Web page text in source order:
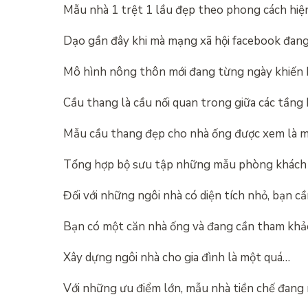
Mẫu nhà 1 trệt 1 lầu đẹp theo phong cách
Dạo gần đây khi mà mạng xã hội facebook
Mô hình nông thôn mới đang từng ngày khiến
Cầu thang là cầu nối quan trong giữa các tầng
Mẫu cầu thang đẹp cho nhà ống được xem là
Tổng hợp bộ sưu tập những mẫu phòng
Đối với những ngôi nhà có diện tích nhỏ, bạn
Bạn có một căn nhà ống và đang cần tham
Xây dựng ngôi nhà cho gia đình là một quá…
Với những ưu điểm lớn, mẫu nhà tiền chế